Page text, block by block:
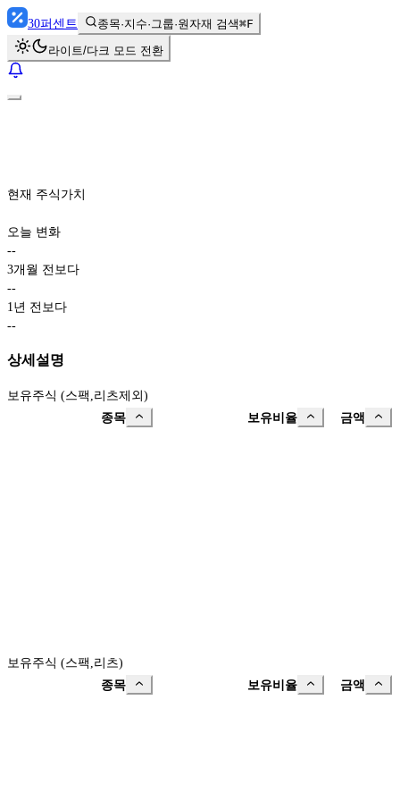
30퍼센트 종목·지수·그룹·원자재 검색⌘F
라이트/다크 모드 전환
현재 주식가치
오늘 변화
--
3개월 전보다
--
1년 전보다
--
상세설명
보유주식 (스팩,리츠제외)
종목
보유비율 금액
보유주식 (스팩,리츠)
종목
보유비율 금액